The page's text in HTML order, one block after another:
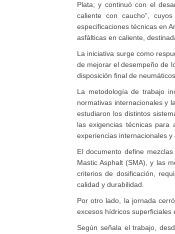
caliente con caucho”,
especificaciones técnicas en
asfálticas en caliente,
La iniciativa surge como
de mejorar el desempeño de
disposición final de
La metodología de trabajo
normativas internacionales y
estudiaron los distintos
las exigencias técnicas para
experiencias internacionales
El documento define
Mastic Asphalt (SMA), y las
criterios de dosificación,
calidad y durabilidad.
Por otro lado, la jornada
excesos hídricos superficiales
Según señala el trabajo,
mayor frecuencia eventos